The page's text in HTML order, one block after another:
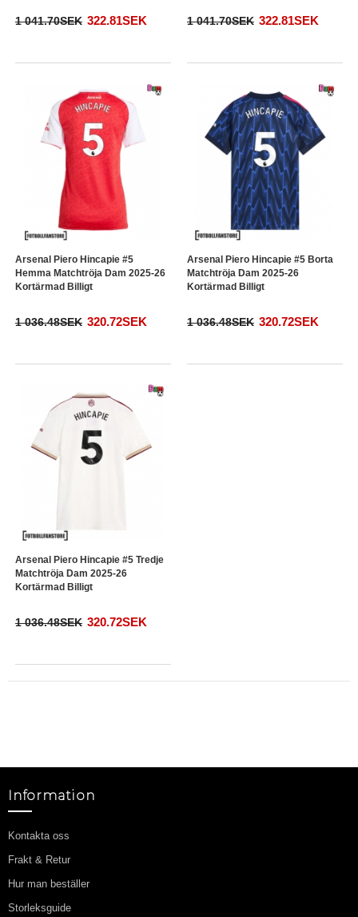
1 041.70SEK 322.81SEK 1 041.70SEK 322.81SEK
Arsenal Piero Hincapie #5
Hemma Matchtröja Dam 2025-26
Kortärmad Billigt
1 036.48SEK 320.72SEK
Arsenal Piero Hincapie #5 Borta
Matchtröja Dam 2025-26
Kortärmad Billigt
1 036.48SEK 320.72SEK
Arsenal Piero Hincapie #5 Tredje
Matchtröja Dam 2025-26
Kortärmad Billigt
1 036.48SEK 320.72SEK
Information
Kontakta oss
Frakt & Retur
Hur man beställer
Storleksguide